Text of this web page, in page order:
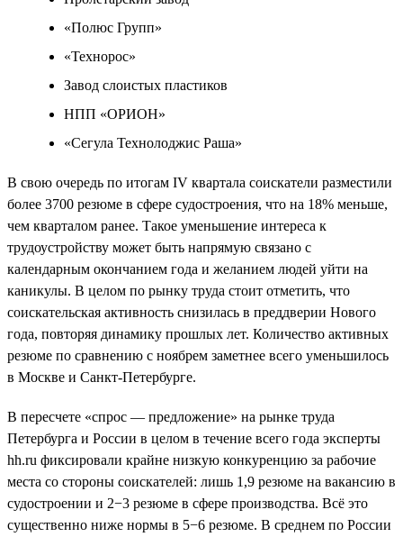
«Полюс Групп»
«Технорос»
Завод слоистых пластиков
НПП «ОРИОН»
«Сегула Технолоджис Раша»
В свою очередь по итогам IV квартала соискатели разместили
более 3700 резюме в сфере судостроения, что на 18% меньше,
чем кварталом ранее. Такое уменьшение интереса к
трудоустройству может быть напрямую связано с
календарным окончанием года и желанием людей уйти на
каникулы. В целом по рынку труда стоит отметить, что
соискательская активность снизилась в преддверии Нового
года, повторяя динамику прошлых лет. Количество активных
резюме по сравнению с ноябрем заметнее всего уменьшилось
в Москве и Санкт-Петербурге.
В пересчете «спрос — предложение» на рынке труда
Петербурга и России в целом в течение всего года эксперты
hh.ru фиксировали крайне низкую конкуренцию за рабочие
места со стороны соискателей: лишь 1,9 резюме на вакансию в
судостроении и 2−3 резюме в сфере производства. Всё это
существенно ниже нормы в 5−6 резюме. В среднем по России